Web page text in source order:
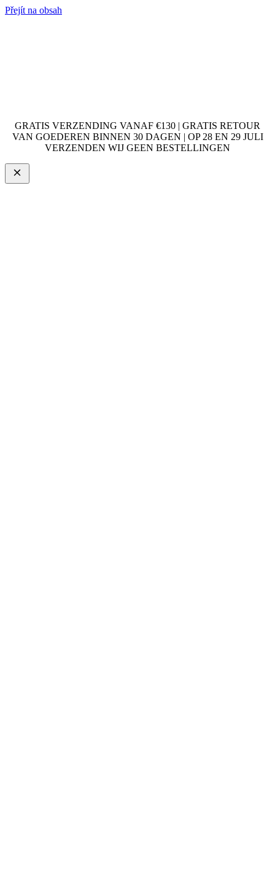
Přejít na obsah
GRATIS VERZENDING VANAF €130 | GRATIS RETOUR
VAN GOEDEREN BINNEN 30 DAGEN | OP 28 EN 29 JULI
VERZENDEN WIJ GEEN BESTELLINGEN